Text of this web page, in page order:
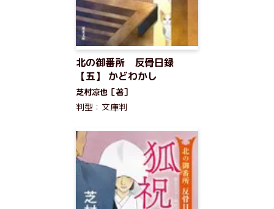
北の御番所 反骨日録
【五】 かどわかし
芝村凉也［著］
判型：文庫判